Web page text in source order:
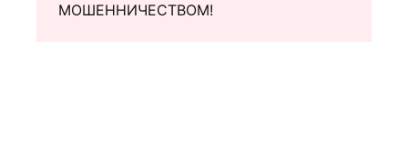
МОШЕННИЧЕСТВОМ!